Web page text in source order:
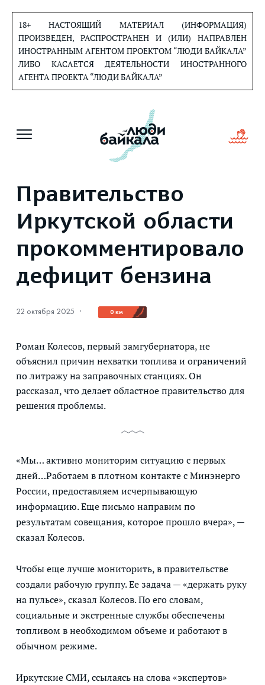
содержанию
18+ НАСТОЯЩИЙ МАТЕРИАЛ (ИНФОРМАЦИЯ)
ПРОИЗВЕДЕН, РАСПРОСТРАНЕН И (ИЛИ) НАПРАВЛЕН
ИНОСТРАННЫМ АГЕНТОМ ПРОЕКТОМ “ЛЮДИ БАЙКАЛА”
ЛИБО КАСАЕТСЯ ДЕЯТЕЛЬНОСТИ ИНОСТРАННОГО
АГЕНТА ПРОЕКТА “ЛЮДИ БАЙКАЛА”
Правительство
Иркутской области
прокомментировало
дефицит бензина
22 октября 2025 · 0 км
Роман Колесов, первый замгубернатора, не
объяснил причин нехватки топлива и ограничений
по литражу на заправочных станциях. Он
рассказал, что делает областное правительство для
решения проблемы.
«Мы… активно мониторим ситуацию с первых
дней…Работаем в плотном контакте с Минэнерго
России, предоставляем исчерпывающую
информацию. Еще письмо направим по
результатам совещания, которое прошло вчера», —
сказал Колесов.
Чтобы еще лучше мониторить, в правительстве
создали рабочую группу. Ее задача — «держать руку
на пульсе», сказал Колесов. По его словам,
социальные и экстренные службы обеспечены
топливом в необходимом объеме и работают в
обычном режиме.
Иркутские СМИ, ссылаясь на слова «экспертов»